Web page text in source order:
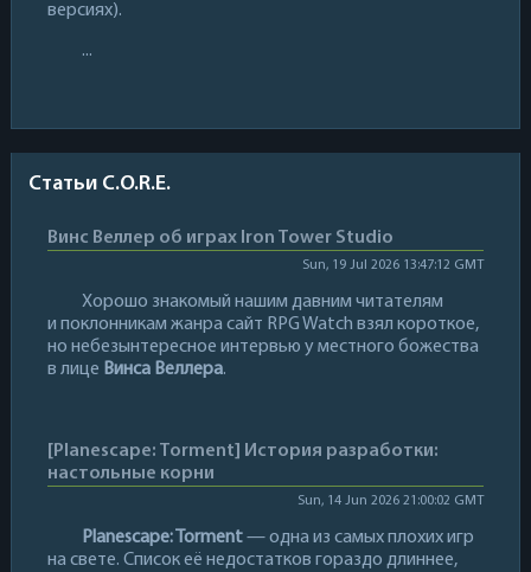
версиях).
...
Статьи C.O.R.E.
Винс Веллер об играх Iron Tower Studio
Sun, 19 Jul 2026 13:47:12 GMT
Хорошо знакомый нашим давним читателям
и поклонникам жанра сайт RPG Watch взял короткое,
но небезынтересное интервью у местного божества
в лице Винса Веллера.
[Planescape: Torment] История разработки:
настольные корни
Sun, 14 Jun 2026 21:00:02 GMT
Planescape: Torment— одна из самых плохих игр
на свете. Список её недостатков гораздо длиннее,